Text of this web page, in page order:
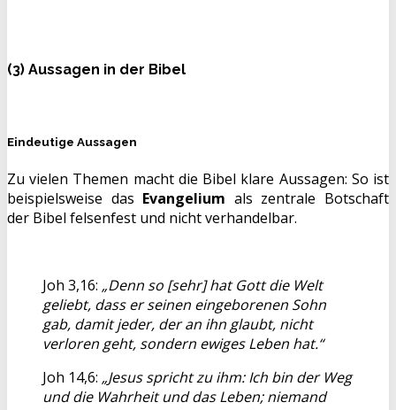
(3) Aussagen in der Bibel
Eindeutige Aussagen
Zu vielen Themen macht die Bibel klare Aussagen: So ist
beispielsweise das Evangelium als zentrale Botschaft
der Bibel felsenfest und nicht verhandelbar.
Joh 3,16: „Denn so [sehr] hat Gott die Welt
geliebt, dass er seinen eingeborenen Sohn
gab, damit jeder, der an ihn glaubt, nicht
verloren geht, sondern ewiges Leben hat.“
Joh 14,6: „Jesus spricht zu ihm: Ich bin der Weg
und die Wahrheit und das Leben; niemand